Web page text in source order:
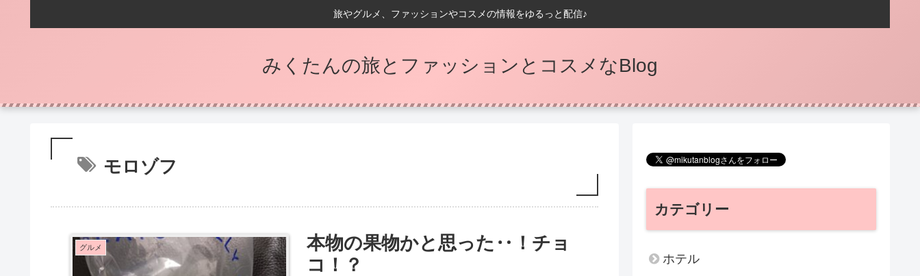
旅やグルメ、ファッションやコスメの情報をゆるっと配信♪
みくたんの旅とファッションとコスメなBlog
モロゾフ
グルメ
本物の果物かと思った‥！チョ
コ！？
カテゴリー
ホテル